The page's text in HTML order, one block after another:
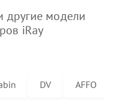
модели
iRay
DV AFFO